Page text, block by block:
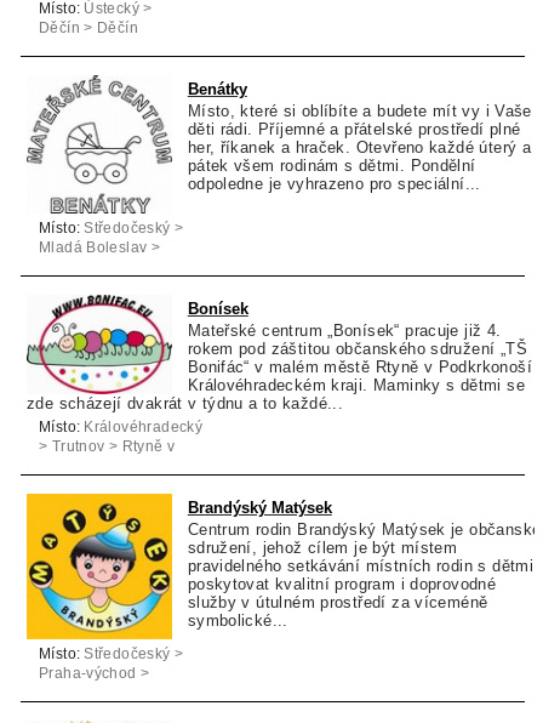
Místo: Ústecký >
Děčín > Děčín
Benátky
Místo, které si oblíbíte a budete mít vy i Vaše
děti rádi. Příjemné a přátelské prostředí plné
her, říkanek a hraček. Otevřeno každé úterý a
pátek všem rodinám s dětmi. Pondělní
odpoledne je vyhrazeno pro speciální...
Místo: Středočeský >
Mladá Boleslav >
Bonísek
Mateřské centrum „Bonísek“ pracuje již 4.
rokem pod záštitou občanského sdružení „TŠ
Bonifác“ v malém městě Rtyně v Podkrkonoší
Královéhradeckém kraji. Maminky s dětmi se
zde scházejí dvakrát v týdnu a to každé...
Místo: Královéhradecký
> Trutnov > Rtyně v
Brandýský Matýsek
Centrum rodin Brandýský Matýsek je občanské
sdružení, jehož cílem je být místem
pravidelného setkávání místních rodin s dětmi,
poskytovat kvalitní program i doprovodné
služby v útulném prostředí za víceméně
symbolické...
Místo: Středočeský >
Praha-východ >